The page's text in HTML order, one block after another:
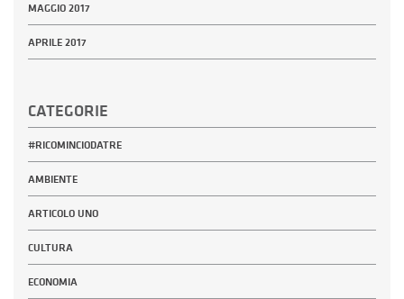
MAGGIO 2017
APRILE 2017
CATEGORIE
#RICOMINCIODATRE
AMBIENTE
ARTICOLO UNO
CULTURA
ECONOMIA